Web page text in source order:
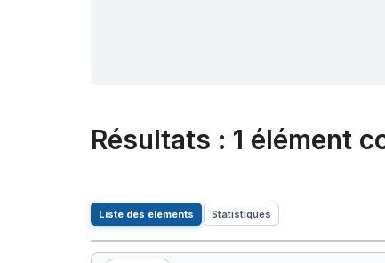
Résultats : 1 élément
Liste des éléments Statistiques